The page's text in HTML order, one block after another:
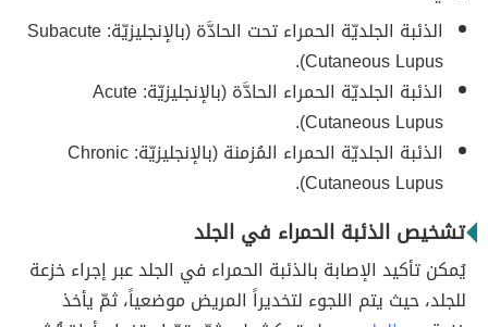
الذئبة الجلديّة الحمراء تحت الحادَّة (بالإنجليزيّة: Subacute
Cutaneous Lupus).
الذئبة الجلديّة الحمراء الحادَّة (بالإنجليزيّة: Acute
Cutaneous Lupus).
الذئبة الجلديّة الحمراء المُزمنة (بالإنجليزيّة: Chronic
Cutaneous Lupus).
تشخيص الذئبة الحمراء في الجلد
يُمكن تأكيد الإصابة بالذئبة الحمراء في الجلد عبر إجراء خزعة
للجلد، حيث يتم اللجوء لتخديراً المريض موضعياً، ثمّ يأخذ